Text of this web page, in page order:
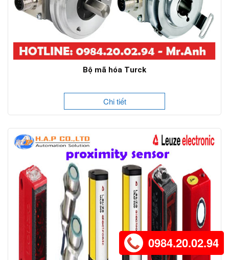
Bộ mã hóa Turck
Chi tiết
0984.20.02.94